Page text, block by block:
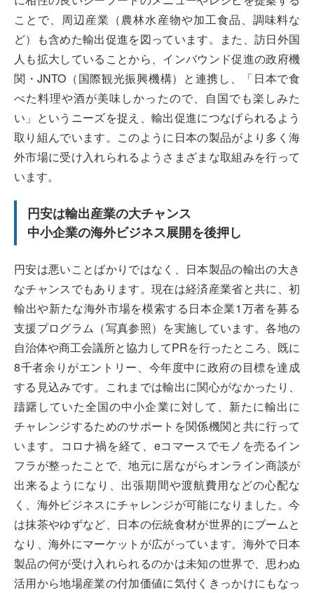
ことで、周辺産業（農林水産物や加工食品、調味料な
ど）も含めた輸出促進を図っています。また、訪日外国
人も拡大していることから、インバウンド促進の政府機
関・JNTO（国際観光振興機構）と連携し、「日本で食
べた料理や酒が美味しかったので、自国でも楽しみた
い」というニーズを捉え、輸出促進につなげられるよう
取り組んでいます。このように日本の製品がより多く海
外市場に受け入れられるようさまざまな取組みを行って
います。
円安は輸出産業の大チャンス
中小企業の海外ビジネス展開を後押し
円安は悪いことばかりではなく、日本製品の輸出の大き
なチャンスでもあります。現在は経済産業省と共に、初
輸出や新たな海外市場を模索する日本企業1万者を募る
支援プログラム（写真参照）を実施しています。各地の
自治体や商工会議所と協力してPRを行ったところ、既に
8千者余りがエントリー、今年度中に政府の目標を達成
する見込みです。これまでは輸出に関心がなかったり、
躊躇していた全国の中小企業に対して、新たに輸出に
チャレンジするためのサポートを関係機関と共に行って
います。コロナ禍を経て、eコマースでモノを売るイン
フラが整ったことで、地元に居ながらオンライン商談が
出来るようになり、出張期間や渡航費用などの心配な
く、海外ビジネスにチャレンジが可能になりました。今
は抹茶やゆずなど、日本の伝統食材が世界的にブームと
なり、海外にマーケットが広がっています。海外で日本
製品の何が受け入れられるのかは未知の世界で、思わぬ
活用から地場産業の付加価値に気付くきっかけにもなっ